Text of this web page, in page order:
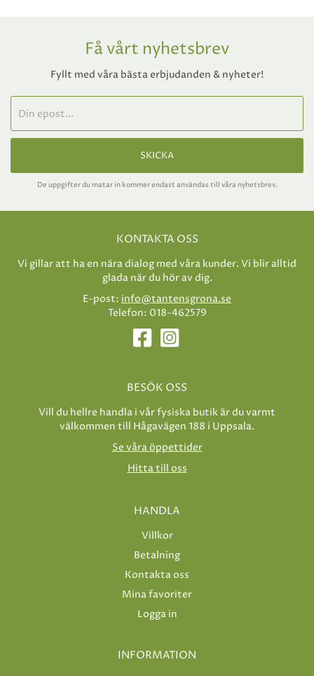
Få vårt nyhetsbrev
Fyllt med våra bästa erbjudanden & nyheter!
SKICKA
De uppgifter du matar in kommer endast användas till våra nyhetsbrev.
KONTAKTA OSS
Vi gillar att ha en nära dialog med våra kunder. Vi blir alltid
glada när du hör av dig.
E-post: info@tantensgrona.se
Telefon: 018-462579
BESÖK OSS
Vill du hellre handla i vår fysiska butik är du varmt
välkommen till Hågavägen 188 i Uppsala.
Se våra öppettider
Hitta till oss
HANDLA
Villkor
Betalning
Kontakta oss
Mina favoriter
Logga in
INFORMATION